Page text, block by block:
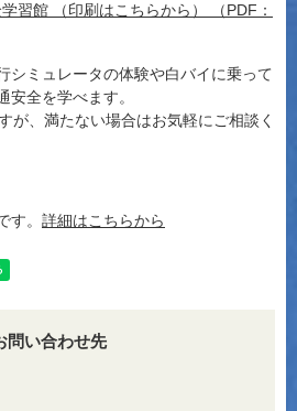
習館 （印刷はこちらから） （PDF：
シミュレータの体験や白バイに乗って
安全を学べます。
が、満たない場合はお気軽にご相談く
す。 詳細はこちらから
問い合わせ先